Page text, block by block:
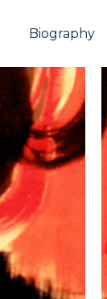
Biography